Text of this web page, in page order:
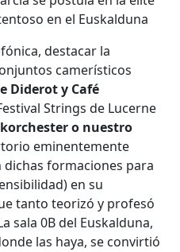
destacar la
camerísticos
Diderot y Café
Strings de Lucerne
o nuestro
eminentemente
formaciones para
en su
tanto teorizó y profesó
sala 0B del Euskalduna,
las haya, se convirtió